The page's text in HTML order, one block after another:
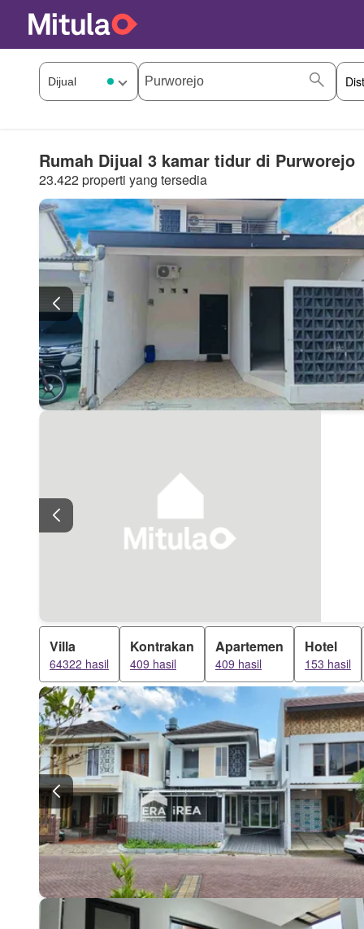
Rumah Dijual 3 kamar tidur di Purworejo
23.422 properti yang tersedia
Villa
64322 hasil
Kontrakan
409 hasil
Apartemen
409 hasil
Hotel
153 hasil